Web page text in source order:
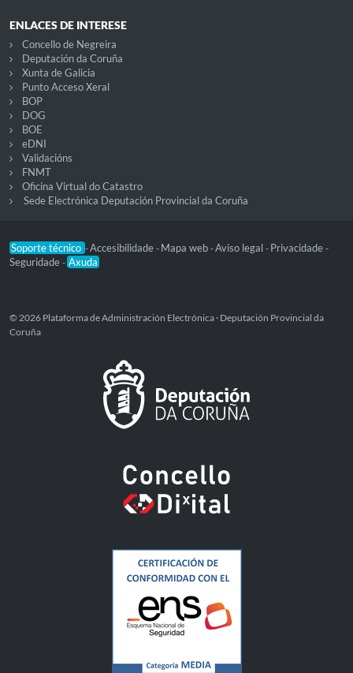
ENLACES DE INTERESE
Concello de Negreira
Deputación da Coruña
Xunta de Galicia
Punto Acceso Xeral
BOP
DOG
BOE
eDNI
Validacións
FNMT
Oficina Virtual do Catastro
Sede Electrónica Deputación Provincial da Coruña
Soporte técnico -Accesibilidade - Mapa web -Aviso legal - Privacidade -
Seguridade - Axuda
© 2026 Plataforma de Administración Electrónica · Deputación Provincial da
Coruña